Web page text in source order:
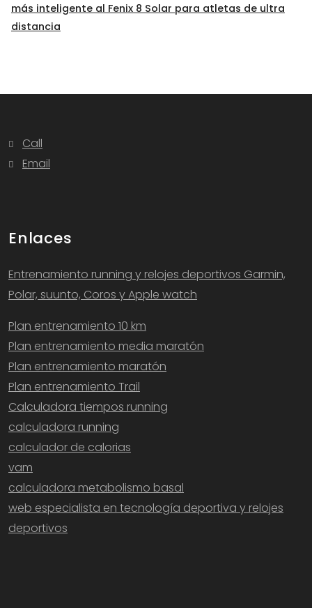
más inteligente al Fenix 8 Solar para atletas de ultra
distancia
Call
Email
Enlaces
Entrenamiento running y relojes deportivos Garmin,
Polar, suunto, Coros y Apple watch
Plan entrenamiento 10 km
Plan entrenamiento media maratón
Plan entrenamiento maratón
Plan entrenamiento Trail
Calculadora tiempos running
calculadora running
calculador de calorias
vam
calculadora metabolismo basal
web especialista en tecnología deportiva y relojes
deportivos